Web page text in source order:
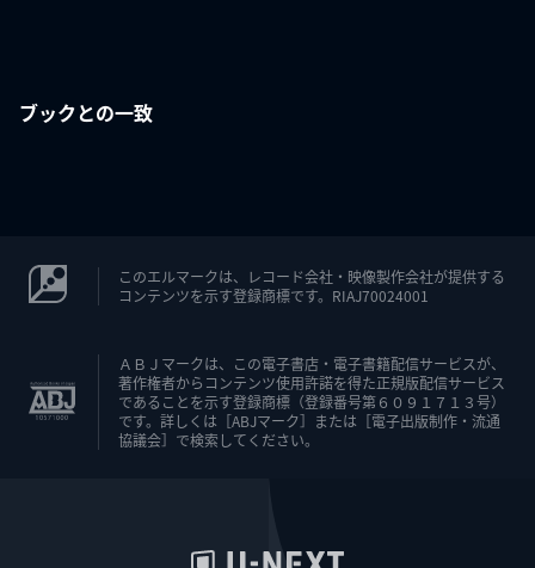
ブックとの一致
このエルマークは、レコード会社・映像製作会社が提供する
コンテンツを示す登録商標です。RIAJ70024001
ＡＢＪマークは、この電子書店・電子書籍配信サービスが、
著作権者からコンテンツ使用許諾を得た正規版配信サービス
であることを示す登録商標（登録番号第６０９１７１３号）
です。詳しくは［ABJマーク］または［電子出版制作・流通
協議会］で検索してください。